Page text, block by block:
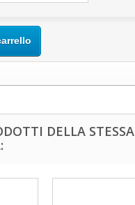
DELLA STESSA